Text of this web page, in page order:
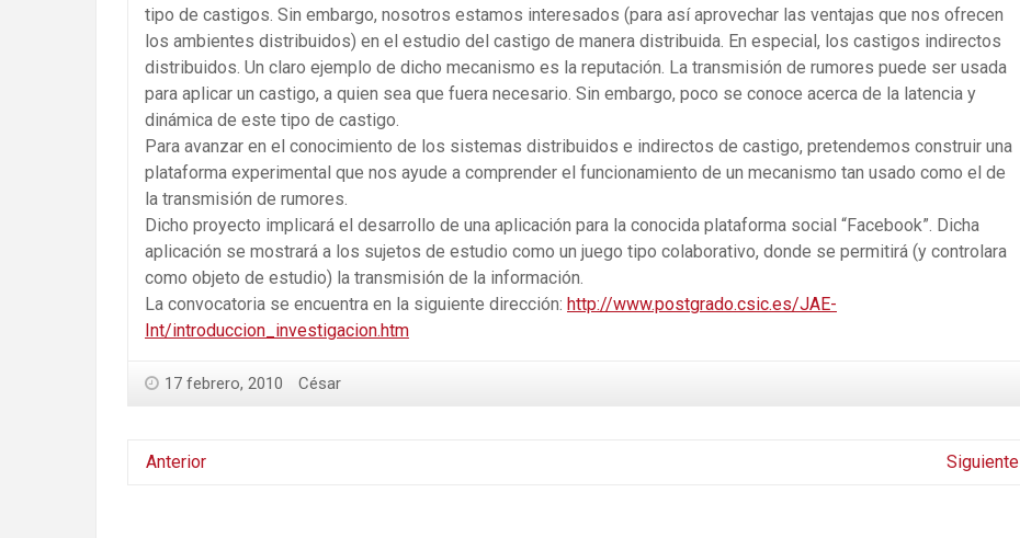
tipo de castigos. Sin embargo, nosotros estamos interesados (para así aprovechar las ventajas que nos ofrecen
los ambientes distribuidos) en el estudio del castigo de manera distribuida. En especial, los castigos indirectos
distribuidos. Un claro ejemplo de dicho mecanismo es la reputación. La transmisión de rumores puede ser usada
para aplicar un castigo, a quien sea que fuera necesario. Sin embargo, poco se conoce acerca de la latencia y
dinámica de este tipo de castigo.
Para avanzar en el conocimiento de los sistemas distribuidos e indirectos de castigo, pretendemos construir una
plataforma experimental que nos ayude a comprender el funcionamiento de un mecanismo tan usado como el de
la transmisión de rumores.
Dicho proyecto implicará el desarrollo de una aplicación para la conocida plataforma social “Facebook”. Dicha
aplicación se mostrará a los sujetos de estudio como un juego tipo colaborativo, donde se permitirá (y controlara
como objeto de estudio) la transmisión de la información.
La convocatoria se encuentra en la siguiente dirección: http://www.postgrado.csic.es/JAE-
Int/introduccion_investigacion.htm
17 febrero, 2010 César
Anterior Siguiente